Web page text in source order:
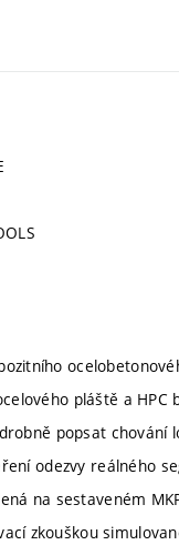
pláště a HPC
popsat chování
odezvy reálného
na sestaveném
zkouškou